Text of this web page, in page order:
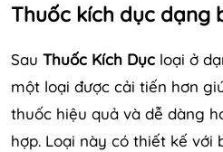
Thuốc kích dục dạng
Sau Thuốc Kích Dục loại ở
một loại được cải tiến hơn
thuốc hiệu quả và dễ dàng
hợp. Loại này có thiết kế với